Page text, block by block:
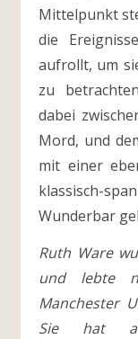
Mittelpunkt
die
aufrollt, um
zu
dabei
Mord, und
mit einer
klassisch-
Wunderbar
Ruth Ware
und lebte
Manchester
Sie hat